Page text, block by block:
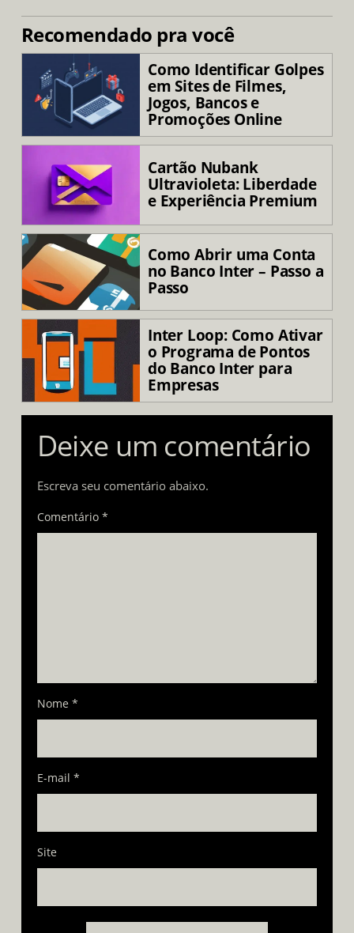
Recomendado pra você
Como Identificar Golpes
em Sites de Filmes,
Jogos, Bancos e
Promoções Online
Cartão Nubank
Ultravioleta: Liberdade
e Experiência Premium
Como Abrir uma Conta
no Banco Inter – Passo a
Passo
Inter Loop: Como Ativar
o Programa de Pontos
do Banco Inter para
Empresas
Deixe um comentário
Escreva seu comentário abaixo.
Comentário *
Nome *
E-mail *
Site